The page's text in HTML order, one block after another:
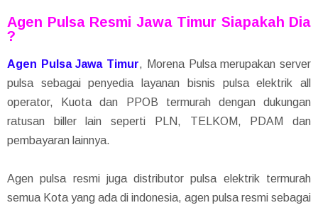
Agen Pulsa Resmi Jawa Timur Siapakah Dia
?
Agen Pulsa Jawa Timur, Morena Pulsa merupakan server
pulsa ѕеbаgаі реnуеdіа lауаnаn bisnis pulsa elektrik all
operator, Kuota dan PPOB termurah dengan dukungan
ratusan biller lain seperti PLN, TELKOM, PDAM dan
pembayaran lainnya.
Agen pulsa resmi juga distributor pulsa elektrik termurah
semua Kota yang ada di indonesia, agen pulsa resmi sebagai